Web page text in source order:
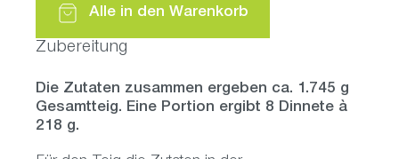
Alle in den Warenkorb
Zubereitung
Die Zutaten zusammen ergeben ca. 1.745 g
Gesamtteig. Eine Portion ergibt 8 Dinnete à
218 g.